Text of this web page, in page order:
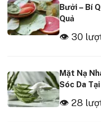
Bưởi – Bí
Quả
👁 30
Mặt Nạ
Sóc Da
👁 28